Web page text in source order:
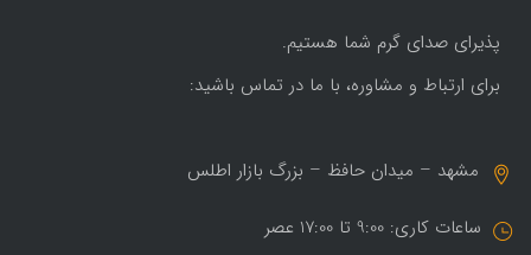
پذیرای صدای گرم شما هستیم.
برای ارتباط و مشاوره، با ما در تماس باشید:
مشهد – میدان حافظ – بزرگ بازار اطلس
ساعات کاری: 9:00 تا 17:00 عصر